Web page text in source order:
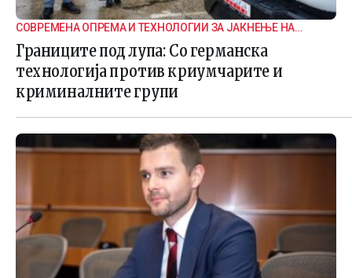
СОВРЕМЕНА ОПРЕМА И ТЕХНОЛОГИИ ЗА ЈАКНЕЊЕ НА
ГРАНИЧНАТА БЕЗБЕДНОСТ
Границите под лупа: Со германска
технологија против криумчарите и
криминалните групи